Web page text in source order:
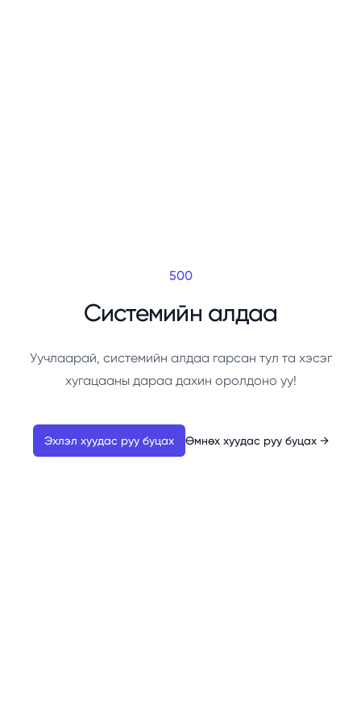
500
Системийн алдаа
Уучлаарай, системийн алдаа гарсан тул та хэсэг
хугацааны дараа дахин оролдоно уу!
Эхлэл хуудас руу буцах Өмнөх хуудас руу буцах →